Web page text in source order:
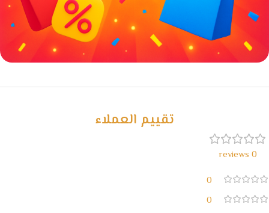
خصومات كبيرة
تقييم العملاء
0 reviews
0
0